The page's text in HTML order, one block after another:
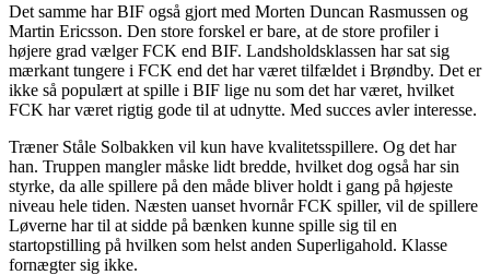
Det samme har BIF også gjort med Morten Duncan Rasmussen og
Martin Ericsson. Den store forskel er bare, at de store profiler i
højere grad vælger FCK end BIF. Landsholdsklassen har sat sig
mærkant tungere i FCK end det har været tilfældet i Brøndby. Det er
ikke så populært at spille i BIF lige nu som det har været, hvilket
FCK har været rigtig gode til at udnytte. Med succes avler interesse.
Træner Ståle Solbakken vil kun have kvalitetsspillere. Og det har
han. Truppen mangler måske lidt bredde, hvilket dog også har sin
styrke, da alle spillere på den måde bliver holdt i gang på højeste
niveau hele tiden. Næsten uanset hvornår FCK spiller, vil de spillere
Løverne har til at sidde på bænken kunne spille sig til en
startopstilling på hvilken som helst anden Superligahold. Klasse
fornægter sig ikke.